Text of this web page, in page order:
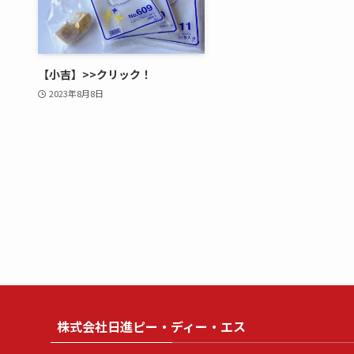
【小吉】>>クリック！
2023年8月8日
株式会社日進ピー・ディー・エス